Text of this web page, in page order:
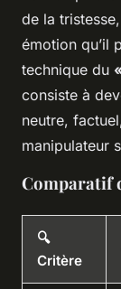
de la
émotion qu’il
technique du
consiste à
neutre,
manipulateur
Comparatif
🔍
Critère